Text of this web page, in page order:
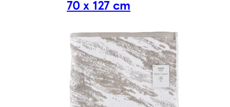
70 x 127 cm